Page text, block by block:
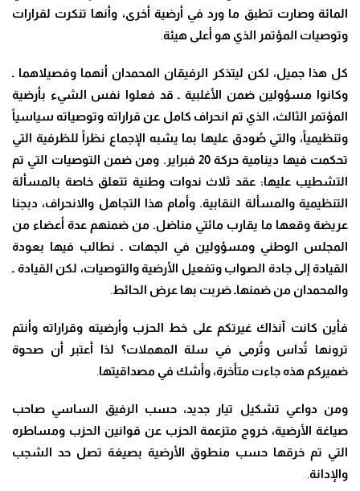
المائة وصارت تطبق ما ورد في أرضية أخرى، وأنها تنكرت لقرارات
وتوصيات المؤتمر الذي هو أعلى هيئة
كل هذا جميل، لكن ليتذكر الرفيقان المحمدان أنهما وفصيلاهما ـ
وكانوا مسؤولين ضمن الأغلبية ـ قد فعلوا نفس الشيء بأرضية
المؤتمر الثالث، الذي تم انحراف كامل عن قراراته وتوصياته سياسياً
وتنظيمياً، والتي صُودق عليها بما يشبه الإجماع نظراً للظرفية التي
تحكمت فيها دينامية حركة 20 فبراير. ومن ضمن التوصيات التي تم
التشطيب عليها: عقد ثلاث ندوات وطنية تتعلق خاصة بالمسألة
التنظيمية والمسألة النقابية. وأمام هذا التجاهل والانحراف، دبجنا
عريضة وقعها ما يقارب مائتي مناضل. من ضمنهم عدة أعضاء من
المجلس الوطني ومسؤولين في الجهات ـ نطالب فيها بعودة
القيادة إلى جادة الصواب وتفعيل الأرضية والتوصيات، لكن القيادة ـ
والمحمدان من ضمنهاـ ضربت بها عرض الحائط
فأين كانت آنذاك غيرتكم على خط الحزب وأرضيته وقراراته وأنتم
ترونها تُداس وتُرمى في سلة المهملات؟ لذا أعتبر أن صحوة
ضميركم هذه جاءت متأخرة، وأشك في مصداقيتها
ومن دواعي تشكيل تيار جديد، حسب الرفيق الساسي صاحب
صياغة الأرضية، خروج متزعمة الحزب عن قوانين الحزب ومساطره
التي تم خرقها حسب منطوق الأرضية بصيغة تصل حد الشجب
والإدانة